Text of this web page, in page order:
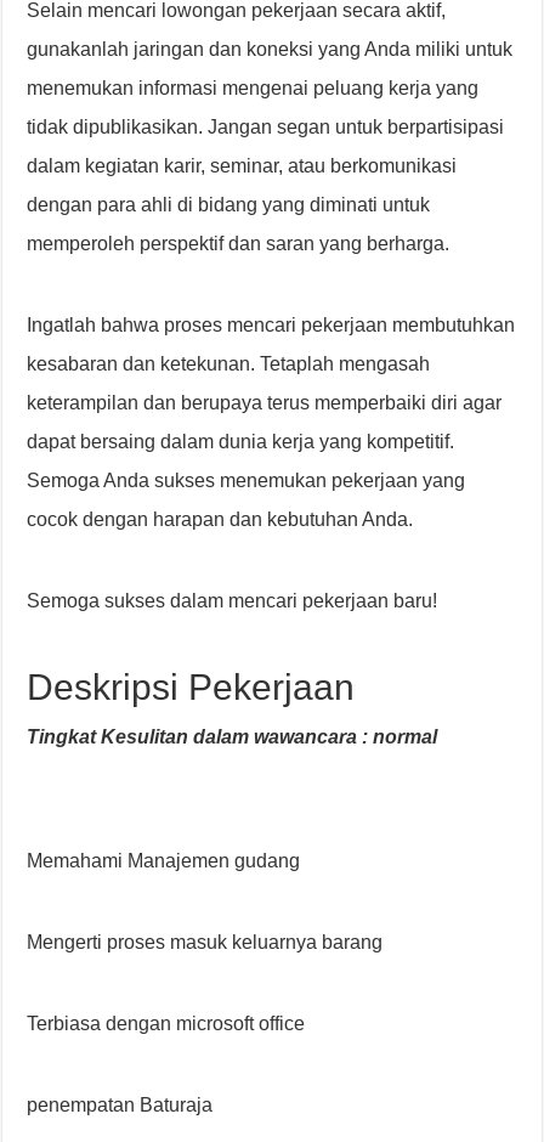
Selain mencari lowongan pekerjaan secara aktif,
gunakanlah jaringan dan koneksi yang Anda miliki untuk
menemukan informasi mengenai peluang kerja yang
tidak dipublikasikan. Jangan segan untuk berpartisipasi
dalam kegiatan karir, seminar, atau berkomunikasi
dengan para ahli di bidang yang diminati untuk
memperoleh perspektif dan saran yang berharga.
Ingatlah bahwa proses mencari pekerjaan membutuhkan
kesabaran dan ketekunan. Tetaplah mengasah
keterampilan dan berupaya terus memperbaiki diri agar
dapat bersaing dalam dunia kerja yang kompetitif.
Semoga Anda sukses menemukan pekerjaan yang
cocok dengan harapan dan kebutuhan Anda.
Semoga sukses dalam mencari pekerjaan baru!
Deskripsi Pekerjaan
Tingkat Kesulitan dalam wawancara : normal
Memahami Manajemen gudang
Mengerti proses masuk keluarnya barang
Terbiasa dengan microsoft office
penempatan Baturaja